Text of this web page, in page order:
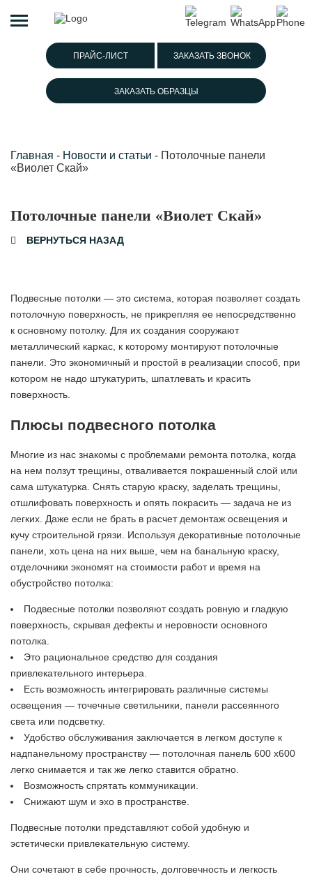
ПРАЙС-ЛИСТ ЗАКАЗАТЬ ЗВОНОК
ЗАКАЗАТЬ ОБРАЗЦЫ
Главная - Новости и статьи - Потолочные панели
«Виолет Скай»
Потолочные панели «Виолет Скай»
ВЕРНУТЬСЯ НАЗАД
Подвесные потолки — это система, которая позволяет создать
потолочную поверхность, не прикрепляя ее непосредственно
к основному потолку. Для их создания сооружают
металлический каркас, к которому монтируют потолочные
панели. Это экономичный и простой в реализации способ, при
котором не надо штукатурить, шпатлевать и красить
поверхность.
Плюсы подвесного потолка
Многие из нас знакомы с проблемами ремонта потолка, когда
на нем ползут трещины, отваливается покрашенный слой или
сама штукатурка. Снять старую краску, заделать трещины,
отшлифовать поверхность и опять покрасить — задача не из
легких. Даже если не брать в расчет демонтаж освещения и
кучу строительной грязи. Используя декоративные потолочные
панели, хоть цена на них выше, чем на банальную краску,
отделочники экономят на стоимости работ и время на
обустройство потолка:
Подвесные потолки позволяют создать ровную и гладкую
поверхность, скрывая дефекты и неровности основного
потолка.
Это рациональное средство для создания
привлекательного интерьера.
Есть возможность интегрировать различные системы
освещения — точечные светильники, панели рассеянного
света или подсветку.
Удобство обслуживания заключается в легком доступе к
надпанельному пространству — потолочная панель 600 х600
легко снимается и так же легко ставится обратно.
Возможность спрятать коммуникации.
Снижают шум и эхо в пространстве.
Подвесные потолки представляют собой удобную и
эстетически привлекательную систему.
Они сочетают в себе прочность, долговечность и легкость